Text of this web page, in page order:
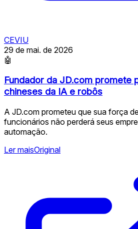
CEVIU
29 de mai. de 2026
🤖
Fundador da JD.com promete
chineses da IA e robôs
A JD.com prometeu que sua força
funcionários não perderá seus
automação.
Ler maisOriginal